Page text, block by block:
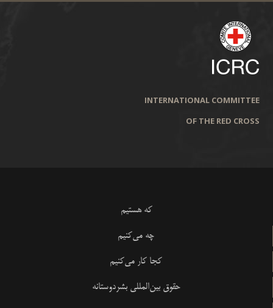
INTERNATIONAL COMMITTEE
OF THE RED CROSS
که هستیم
چه می‌کنیم
کجا کار می‌کنیم
حقوق بین‌المللی بشردوستانه